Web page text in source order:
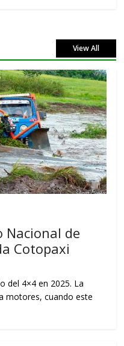
View All
Nacional de
Cotopaxi
del 4×4 en 2025. La
motores, cuando este